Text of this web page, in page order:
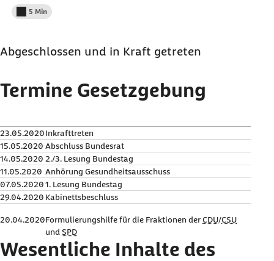
Lesedauer weniger als
5 Min
Abgeschlossen und in Kraft getreten
Termine Gesetzgebung
23.05.2020Inkrafttreten
15.05.2020 Abschluss Bundesrat
14.05.2020 2./3. Lesung Bundestag
11.05.2020 Anhörung Gesundheitsausschuss
07.05.20201. Lesung Bundestag
29.04.2020 Kabinettsbeschluss
20.04.2020Formulierungshilfe für die Fraktionen derCDU/CSU
und SPD
Wesentliche Inhalte des